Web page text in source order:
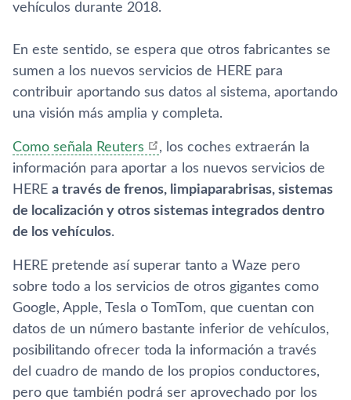
vehí­culos durante 2018.
En este sentido, se espera que otros fabricantes se
sumen a los nuevos servicios de HERE para
contribuir aportando sus datos al sistema, aportando
una visión más amplia y completa.
Como señala Reuters
, los coches extraerán la
información para aportar a los nuevos servicios de
HERE a través de frenos, limpiaparabrisas, sistemas
de localización y otros sistemas integrados dentro
de los vehí­culos.
HERE pretende así­ superar tanto a Waze pero
sobre todo a los servicios de otros gigantes como
Google, Apple, Tesla o TomTom, que cuentan con
datos de un número bastante inferior de vehí­culos,
posibilitando ofrecer toda la información a través
del cuadro de mando de los propios conductores,
pero que también podrá ser aprovechado por los